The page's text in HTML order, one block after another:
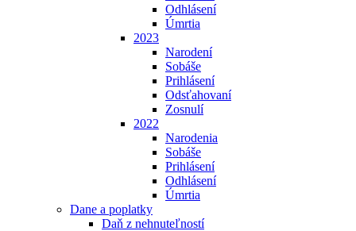
Odhlásení
Úmrtia
2023
Narodení
Sobáše
Prihlásení
Odsťahovaní
Zosnulí
2022
Narodenia
Sobáše
Prihlásení
Odhlásení
Úmrtia
Dane a poplatky
Daň z nehnuteľností